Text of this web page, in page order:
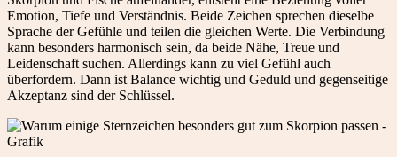
Emotion, Tiefe und Verständnis. Beide Zeichen sprechen dieselbe
Sprache der Gefühle und teilen die gleichen Werte. Die Verbindung
kann besonders harmonisch sein, da beide Nähe, Treue und
Leidenschaft suchen. Allerdings kann zu viel Gefühl auch
überfordern. Dann ist Balance wichtig und Geduld und gegenseitige
Akzeptanz sind der Schlüssel.